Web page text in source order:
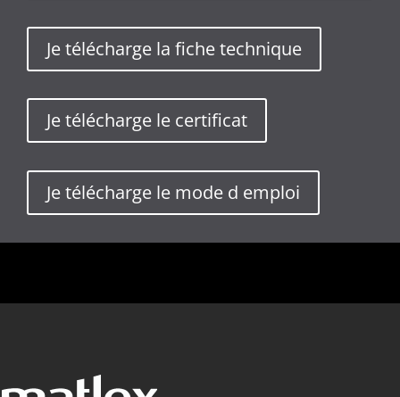
Je télécharge la fiche technique
Je télécharge le certificat
Je télécharge le mode d emploi